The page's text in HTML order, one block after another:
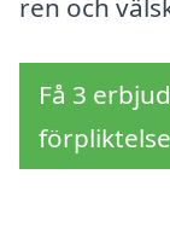
ren och
Få 3